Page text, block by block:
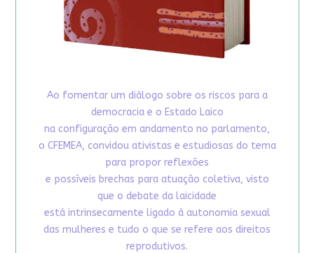
Ao fomentar um diálogo sobre os riscos para a
democracia e o Estado Laico
na configuração em andamento no parlamento,
o CFEMEA, convidou ativistas e estudiosas do tema
para propor reflexões
e possíveis brechas para atuação coletiva, visto
que o debate da laicidade
está intrinsecamente ligado à autonomia sexual
das mulheres e tudo o que se refere aos direitos
reprodutivos.